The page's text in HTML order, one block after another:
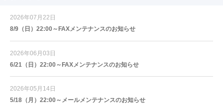
2026年07月22日
8/9（日）22:00～FAXメンテナンスのお知らせ
2026年06月03日
6/21（日）22:00～FAXメンテナンスのお知らせ
2026年05月14日
5/18（月）22:00～メールメンテナンスのお知らせ